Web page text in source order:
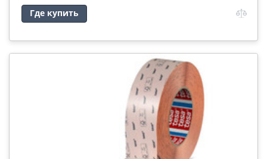
Где купить